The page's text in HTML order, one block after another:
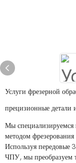
Услуги фрезерной
прецизионные детали
Мы специализируемся
методом
Используя передовые
ЧПУ, мы преобразуем